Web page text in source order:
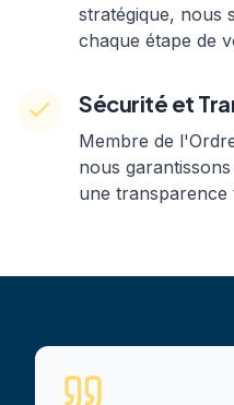
stratégique, nous
chaque étape de
Sécurité et
Membre de
nous
une transparence